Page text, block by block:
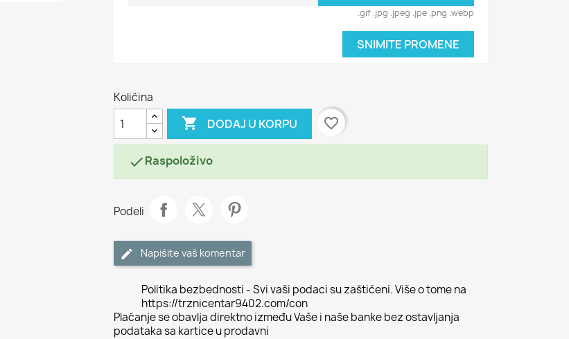
.gif .jpg .jpeg .jpe .png .webp
SNIMITE PROMENE
Količina
 DODAJ U KORPU favorite_border
Raspoloživo
Podeli
Napišite vaš komentar
Politika bezbednosti - Svi vaši podaci su zaštićeni. Više o tome na
https://trznicentar9402.com/con
Plaćanje se obavlja direktno između Vaše i naše banke bez ostavljanja
podataka sa kartice u prodavni